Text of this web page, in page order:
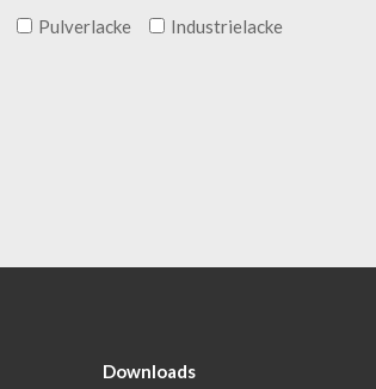
Pulverlacke
Industrielacke
Downloads